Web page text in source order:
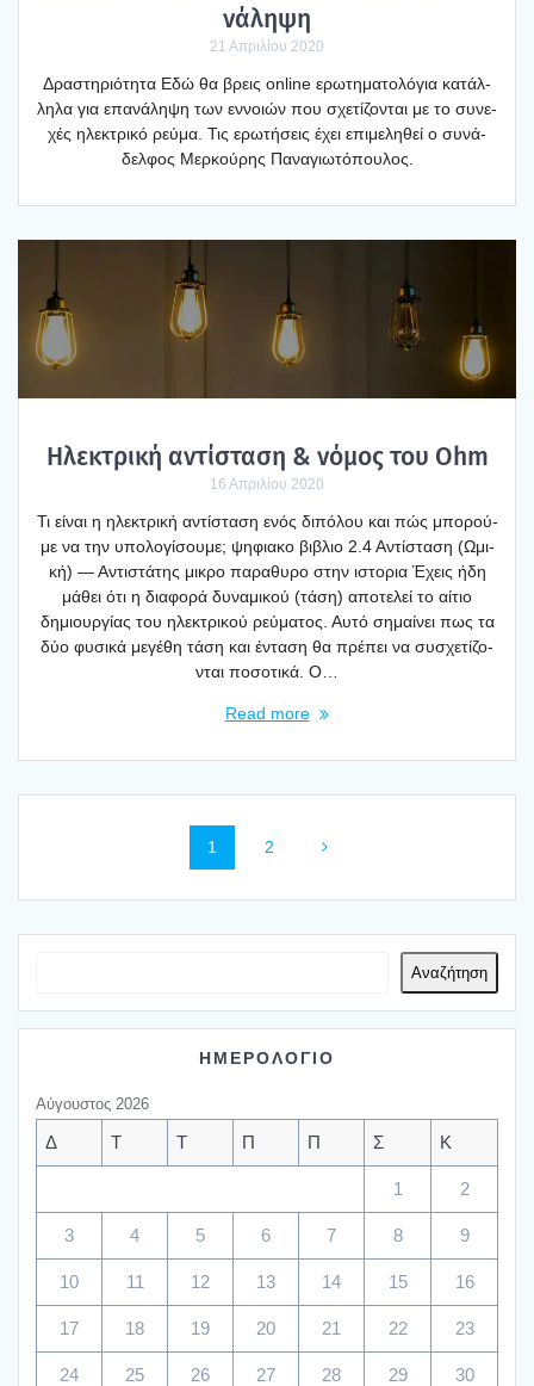
νά­λη­ψη
21 Απριλίου 2020
Δρα­στη­ριό­τη­τα Εδώ θα βρεις online ερω­τη­μα­το­λό­για κατάλ­
λη­λα για επα­νά­λη­ψη των εννοιών που σχε­τί­ζο­νται με το συνε­
χές ηλε­κτρι­κό ρεύ­μα. Τις ερω­τή­σεις έχει επι­με­λη­θεί ο συνά­
δελ­φος Μερ­κού­ρης Πανα­γιω­τό­που­λος.
Ηλε­κτρι­κή αντί­στα­ση & νόμος του Ohm
16 Απριλίου 2020
Τι είναι η ηλε­κτρι­κή αντί­στα­ση ενός διπό­λου και πώς μπο­ρού­
με να την υπο­λο­γί­σου­με; ψηφια­κο βιβλιο 2.4 Αντί­στα­ση (Ωμι­
κή) — Αντι­στά­της μικρο παρα­θυ­ρο στην ιστο­ρια Έχεις ήδη
μάθει ότι η δια­φο­ρά δυνα­μι­κού (τάση) απο­τε­λεί το αίτιο
δημιουρ­γί­ας του ηλε­κτρι­κού ρεύ­μα­τος. Αυτό σημαί­νει πως τα
δύο φυσι­κά μεγέ­θη τάση και έντα­ση θα πρέ­πει να συσχε­τί­ζο­
νται ποσο­τι­κά. Ο…
Read more
navigationPage
1 Page
2
Αναζήτηση
ΗΜΕΡΟΛΟΓΙΟ
Αύγουστος 2026
Δ Τ Τ Π Π Σ Κ
1 2
3 4 5 6 7 8 9
10 11 12 13 14 15 16
17 18 19 20 21 22 23
24 25 26 27 28 29 30